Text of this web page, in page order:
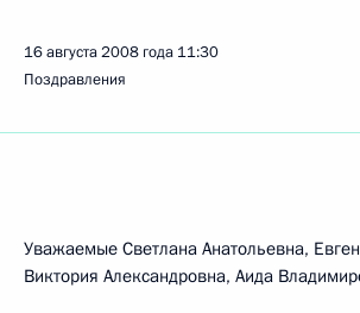
16 августа 2008 года 11:30
Поздравления
Уважаемые Светлана Анатольевна,
Виктория Александровна, Аида